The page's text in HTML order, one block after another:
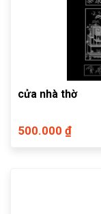
cửa nhà thờ
500.000 ₫